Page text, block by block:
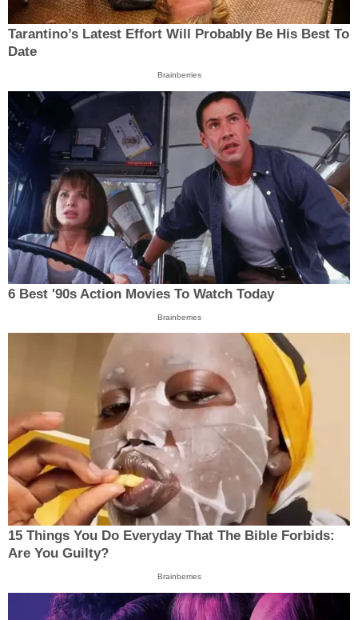
Tarantino’s Latest Effort Will Probably Be His Best To
Date
Brainberries
6 Best '90s Action Movies To Watch Today
Brainberries
15 Things You Do Everyday That The Bible Forbids:
Are You Guilty?
Brainberries